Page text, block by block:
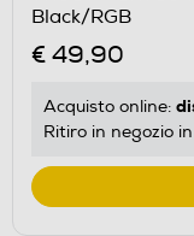
Black/RGB
€ 49,90
Acquisto online:
Ritiro in negozio